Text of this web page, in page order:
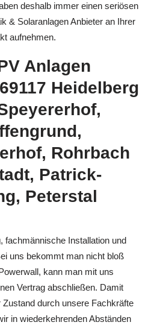
deshalb immer einen seriösen
& Solaranlagen Anbieter an Ihrer
aufnehmen.
Anlagen
Heidelberg
Rohrbach
Patrick-
Peterstal
fachmännische Installation und
uns bekommt man nicht bloß
kann man mit uns
Vertrag abschließen. Damit
Zustand durch unsere Fachkräfte
in wiederkehrenden Abständen